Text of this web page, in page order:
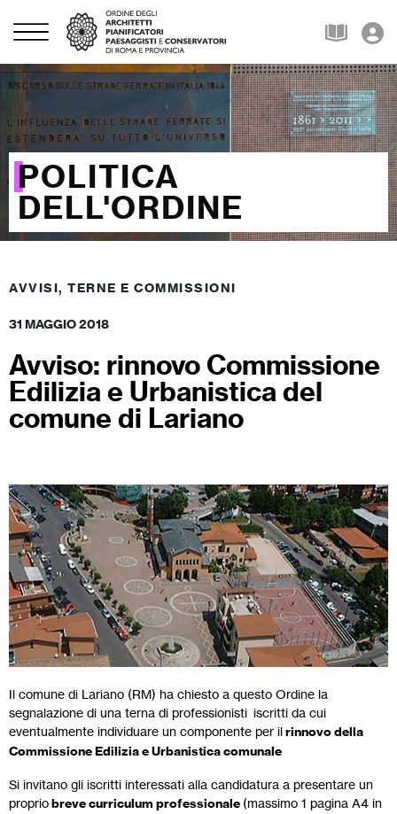
POLITICA
DELL'ORDINE
AVVISI, TERNE E COMMISSIONI
31 MAGGIO 2018
Avviso: rinnovo Commissione
Edilizia e Urbanistica del
comune di Lariano
Il comune di Lariano (RM) ha chiesto a questo Ordine la
segnalazione di una terna di professionisti iscritti da cui
eventualmente individuare un componente per ilrinnovo della
Commissione Edilizia e Urbanistica comunale
Si invitano gli iscritti interessati alla candidatura a presentare un
propriobreve curriculum professionale (massimo 1 pagina A4 in